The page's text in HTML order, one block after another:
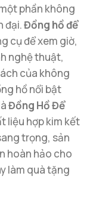
phần không
đại.Đồng hồ để
cụ để xem giờ,
nghệ thuật,
của không
hồ nổi bật
Đồng Hồ Để
liệu hợp kim kết
trọng, sản
hoàn hảo cho
làm quà tặng